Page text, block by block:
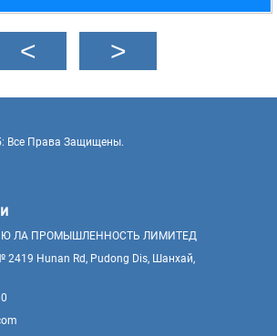
Все Права Защищены.
Ю ЛА ПРОМЫШЛЕННОСТЬ ЛИМИТЕД
2419 Hunan Rd, Pudong Dis, Шанхай,